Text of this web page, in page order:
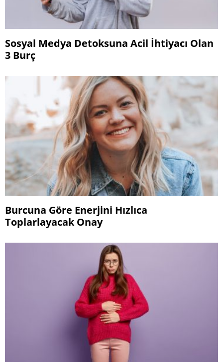
Sosyal Medya Detoksuna Acil İhtiyacı Olan
3 Burç
Burcuna Göre Enerjini Hızlıca
Toplarlayacak Onay